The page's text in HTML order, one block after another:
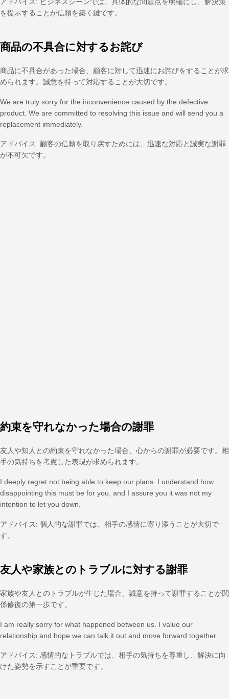
を提示することが信頼を築く鍵です。
商品の不具合に対するお詫び
商品に不具合があった場合、顧客に対して迅速にお詫びをすることが求
められます。誠意を持って対応することが大切です。
We are truly sorry for the inconvenience caused by the defective
product. We are committed to resolving this issue and will send you a
replacement immediately.
アドバイス: 顧客の信頼を取り戻すためには、迅速な対応と誠実な謝罪
が不可欠です。
約束を守れなかった場合の謝罪
友人や知人との約束を守れなかった場合、心からの謝罪が必要です。相
手の気持ちを考慮した表現が求められます。
I deeply regret not being able to keep our plans. I understand how
disappointing this must be for you, and I assure you it was not my
intention to let you down.
アドバイス: 個人的な謝罪では、相手の感情に寄り添うことが大切で
す。
友人や家族とのトラブルに対する謝罪
家族や友人とのトラブルが生じた場合、誠意を持って謝罪することが関
係修復の第一歩です。
I am really sorry for what happened between us. I value our
relationship and hope we can talk it out and move forward together.
アドバイス: 感情的なトラブルでは、相手の気持ちを尊重し、解決に向
けた姿勢を示すことが重要です。